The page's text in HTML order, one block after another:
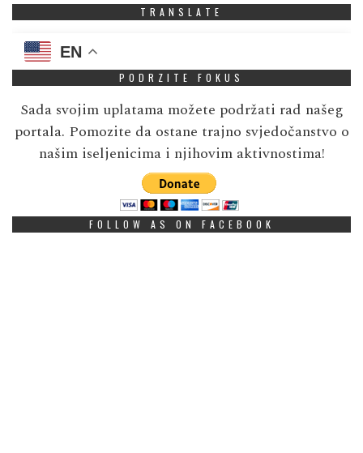
TRANSLATE
EN
PODRZITE FOKUS
Sada svojim uplatama možete podržati rad našeg
portala. Pomozite da ostane trajno svjedočanstvo o
našim iseljenicima i njihovim aktivnostima!
FOLLOW AS ON FACEBOOK